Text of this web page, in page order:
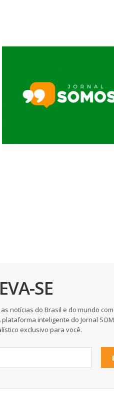
SE
notícias do Brasil e do mundo
inteligente do Jornal
exclusivo para você.